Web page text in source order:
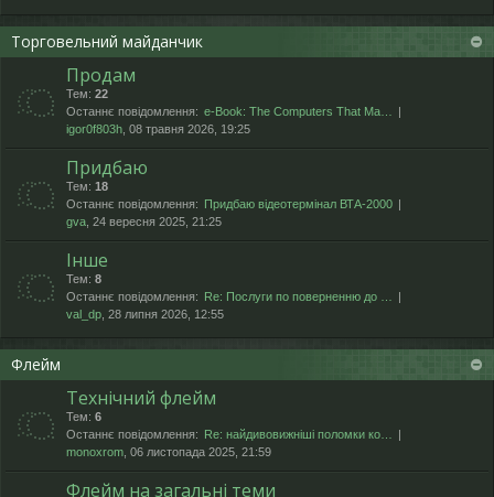
Торговельний майданчик
Продам
Тем: 22
Останнє повідомлення: e-Book: The Computers That Ma…
igor0f803h , 08 травня 2026, 19:25
Придбаю
Тем: 18
Останнє повідомлення:
Придбаю відеотермінал ВТА-2000
gva , 24 вересня 2025, 21:25
Інше
Тем: 8
Останнє повідомлення:
Re: Послуги по поверненню до …
val_dp , 28 липня 2026, 12:55
Флейм
Технічний флейм
Тем: 6
Останнє повідомлення:
Re: найдивовижніші поломки ко…
monoxrom , 06 листопада 2025, 21:59
Флейм на загальні теми